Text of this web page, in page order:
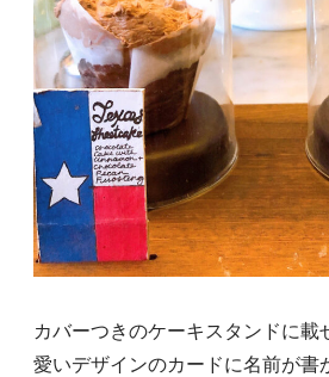
カバーつきのケーキスタンドに載
愛いデザインのカードに名前が書